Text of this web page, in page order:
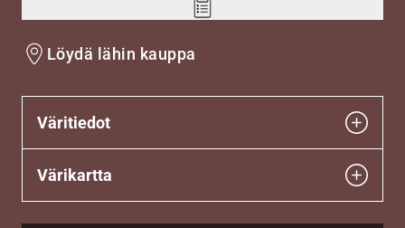
Add
Löydä lähin kauppa
Väritiedot
Värikartta